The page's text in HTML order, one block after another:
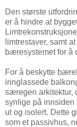
Den største
er å hindre at
limtrestaver, samt
bæresystemet for å
For å beskytte
innglassede
særegen arkitektur,
synlige på innsiden
ut og isolert. Dette
som et passivhus,